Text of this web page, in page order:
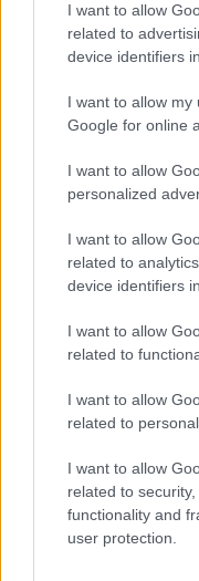
I want to allow
related to
device identifiers
I want to allow
Google for online
I want to allow
personalized
I want to allow
related to
device identifiers
I want to allow
related to
I want to allow
related to
I want to allow
related to
functionality and
user protection.
érvet mondani
hogy a
Tér Színház
nehéz is kialakítani
amíg a Margit-
Kérdésünkre Hont
nyugodt szívvel
rendező nem lépett
elképzelni, hogy
Szabad Tér kap,
több pénz jut az új
emelték meg
Teodóra
Ferenc felvetésére,
jóban van a
hogy mondja,
hiszen már
Koltay Gábort múlt
megkérdezni a
elektronikus